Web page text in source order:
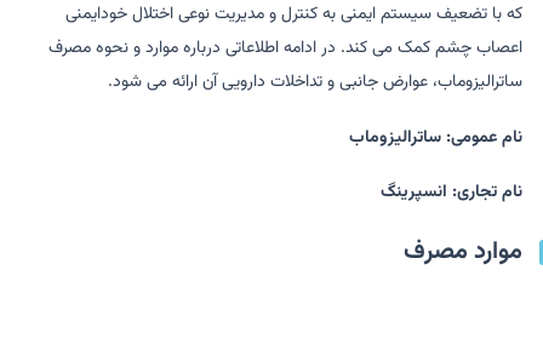
که با تضعیف سیستم ایمنی به کنترل و مدیریت نوعی اختلال خودایمنی
اعصاب چشم کمک می کند. در ادامه اطلاعاتی درباره موارد و نحوه مصرف
ساترالیزوماب، عوارض جانبی و تداخلات دارویی آن ارائه می شود.
نام عمومی: ساترالیزوماب
نام تجاری: انسپرینگ
موارد مصرف